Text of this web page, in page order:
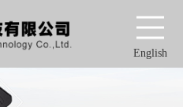
English